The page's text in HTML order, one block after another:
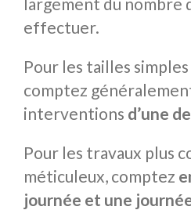
effectuer.
Pour les tailles
comptez
interventions d’une
Pour les travaux plus
méticuleux, comptez
journée et une